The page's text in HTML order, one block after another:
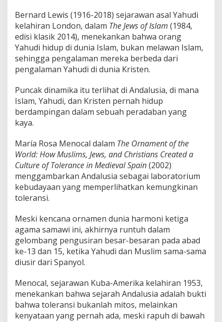
Bernard Lewis (1916-2018) sejarawan asal Yahudi
kelahiran London, dalam The Jews of Islam (1984,
edisi klasik 2014), menekankan bahwa orang
Yahudi hidup di dunia Islam, bukan melawan Islam,
sehingga pengalaman mereka berbeda dari
pengalaman Yahudi di dunia Kristen.
Puncak dinamika itu terlihat di Andalusia, di mana
Islam, Yahudi, dan Kristen pernah hidup
berdampingan dalam sebuah peradaban yang
kaya.
María Rosa Menocal dalam The Ornament of the
World: How Muslims, Jews, and Christians Created a
Culture of Tolerance in Medieval Spain(2002)
menggambarkan Andalusia sebagai laboratorium
kebudayaan yang memperlihatkan kemungkinan
toleransi.
Meski kencana ornamen dunia harmoni ketiga
agama samawi ini, akhirnya runtuh dalam
gelombang pengusiran besar-besaran pada abad
ke-13 dan 15, ketika Yahudi dan Muslim sama-sama
diusir dari Spanyol.
Menocal, sejarawan Kuba-Amerika kelahiran 1953,
menekankan bahwa sejarah Andalusia adalah bukti
bahwa toleransi bukanlah mitos, melainkan
kenyataan yang pernah ada, meski rapuh di bawah